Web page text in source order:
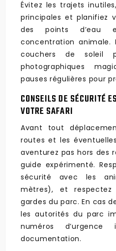
Évitez les trajets
principales et planifiez
des points d’eau
concentration animale.
couchers de soleil
photographiques
pauses régulières pour
CONSEILS DE SÉCURITÉ
VOTRE SAFARI
Avant tout
routes et les
aventurez pas hors des
guide expérimenté.
sécurité avec les
mètres), et
gardes du parc. En cas
les autorités du parc
numéros
documentation.